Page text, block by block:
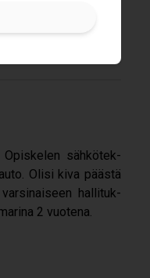
Olisi kiva päästä
hal­li­tuk­
2 vuo­tena.